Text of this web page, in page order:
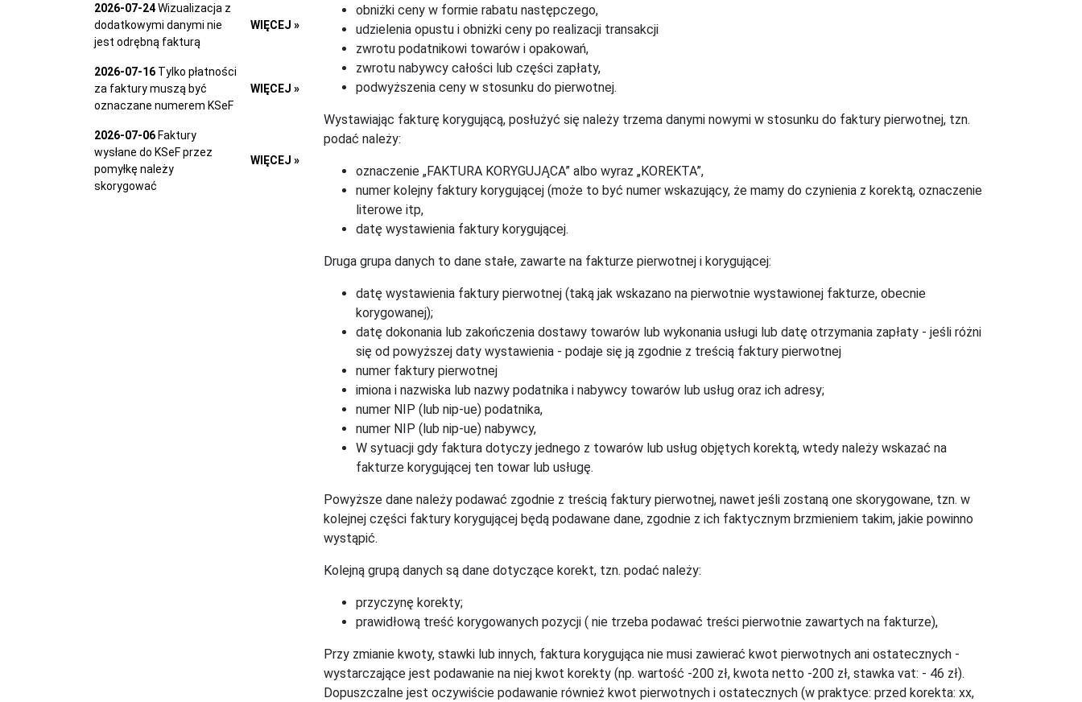
2026-07-24Wizualizacja z
dodatkowymi danymi nie
jest odrębną fakturą
WIĘCEJ »
2026-07-16 Tylko płatności
za faktury muszą być
oznaczane numerem KSeF
WIĘCEJ »
2026-07-06Faktury
wysłane do KSeF przez
pomyłkę należy
skorygować
WIĘCEJ »
obniżki ceny w formie rabatu następczego,
udzielenia opustu i obniżki ceny po realizacji transakcji
zwrotu podatnikowi towarów i opakowań,
zwrotu nabywcy całości lub części zapłaty,
podwyższenia ceny w stosunku do pierwotnej.
Wystawiając fakturę korygującą, posłużyć się należy trzema danymi nowymi w stosunku do faktury pierwotnej, tzn.
podać należy:
oznaczenie „FAKTURA KORYGUJĄCA” albo wyraz „KOREKTA”,
numer kolejny faktury korygującej (może to być numer wskazujący, że mamy do czynienia z korektą, oznaczenie
literowe itp,
datę wystawienia faktury korygującej.
Druga grupa danych to dane stałe, zawarte na fakturze pierwotnej i korygującej:
datę wystawienia faktury pierwotnej (taką jak wskazano na pierwotnie wystawionej fakturze, obecnie
korygowanej);
datę dokonania lub zakończenia dostawy towarów lub wykonania usługi lub datę otrzymania zapłaty - jeśli różni
się od powyższej daty wystawienia - podaje się ją zgodnie z treścią faktury pierwotnej
numer faktury pierwotnej
imiona i nazwiska lub nazwy podatnika i nabywcy towarów lub usług oraz ich adresy;
numer NIP (lub nip-ue) podatnika,
numer NIP (lub nip-ue) nabywcy,
W sytuacji gdy faktura dotyczy jednego z towarów lub usług objętych korektą, wtedy należy wskazać na
fakturze korygującej ten towar lub usługę.
Powyższe dane należy podawać zgodnie z treścią faktury pierwotnej, nawet jeśli zostaną one skorygowane, tzn. w
kolejnej części faktury korygującej będą podawane dane, zgodnie z ich faktycznym brzmieniem takim, jakie powinno
wystąpić.
Kolejną grupą danych są dane dotyczące korekt, tzn. podać należy:
przyczynę korekty;
prawidłową treść korygowanych pozycji ( nie trzeba podawać treści pierwotnie zawartych na fakturze),
Przy zmianie kwoty, stawki lub innych, faktura korygująca nie musi zawierać kwot pierwotnych ani ostatecznych -
wystarczające jest podawanie na niej kwot korekty (np. wartość -200 zł, kwota netto -200 zł, stawka vat: - 46 zł).
Dopuszczalne jest oczywiście podawanie również kwot pierwotnych i ostatecznych (w praktyce: przed korekta: xx,